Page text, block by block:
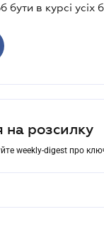
бути в курсі усіх
на розсилку
weekly-digest про